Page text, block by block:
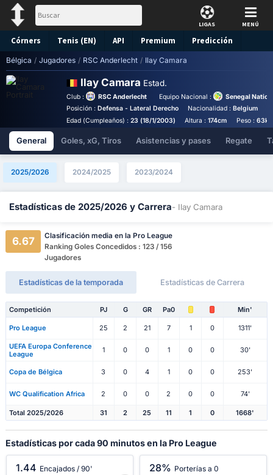
LIGAS MENÚ
Córners Tenis (EN) API Premium Predicción
Bélgica / Jugadores / RSC Anderlecht / Ilay Camara
Ilay Camara Estad.
Club : RSC Anderlecht Equipo Nacional :
Senegal
Posición : Defensa - Lateral Derecho Nacionalidad :Belgium
Edad (Cumpleaños) : 23 (18/1/2003) Altura :174cm Peso : 63kg
General Goles, xG, Tiros Asistencias y pases Regate
2025/2026 2024/2025 2023/2024
Estadísticas de 2025/2026 y Carrera- Ilay Camara
6.67
Clasificación media en la Pro League
Ranking Goles Concedidos : 123 / 156
Jugadores
Estadísticas de la temporada Estadísticas de Carrera
Competición PJ G GR Pa0 Min'
Pro League 25 2 21 7 1 0 1311'
UEFA Europa Conference
League
1 0 0 1 0 0 30'
Copa de Bélgica 3 0 4 1 0 0 253'
WC Qualification Africa 2 0 0 2 0 0 74'
Total 2025/2026 31 2 25 11 1 0 1668'
Estadísticas por cada 90 minutos en la Pro League
1.44 Encajados / 90' 28% Porterías a 0